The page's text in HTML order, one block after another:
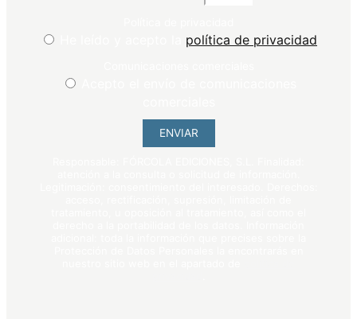
política de privacidad
ENVIAR